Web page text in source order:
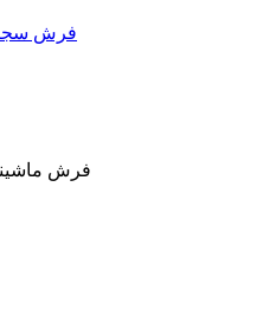
فرش ماشینی 700شانه طرح ترلان